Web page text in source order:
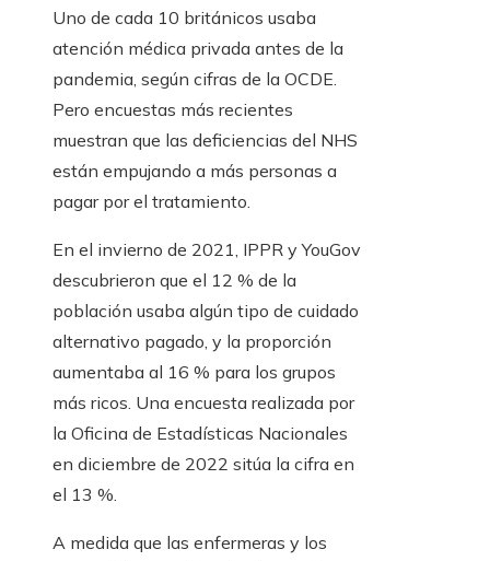
Uno de cada 10 británicos usaba
atención médica privada antes de la
pandemia, según cifras de la OCDE.
Pero encuestas más recientes
muestran que las deficiencias del NHS
están empujando a más personas a
pagar por el tratamiento.
En el invierno de 2021, IPPR y YouGov
descubrieron que el 12 % de la
población usaba algún tipo de cuidado
alternativo pagado, y la proporción
aumentaba al 16 % para los grupos
más ricos. Una encuesta realizada por
la Oficina de Estadísticas Nacionales
en diciembre de 2022 sitúa la cifra en
el 13 %.
A medida que las enfermeras y los